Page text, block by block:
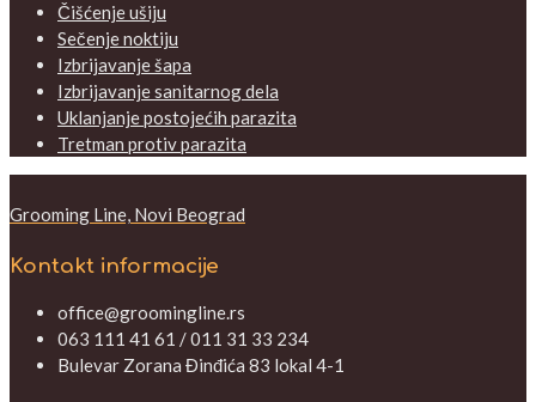
Čišćenje ušiju
Sečenje noktiju
Izbrijavanje šapa
Izbrijavanje sanitarnog dela
Uklanjanje postojećih parazita
Tretman protiv parazita
Grooming Line, Novi Beograd
Kontakt informacije
office@groomingline.rs
063 111 41 61 / 011 31 33 234
Bulevar Zorana Đinđića 83 lokal 4-1